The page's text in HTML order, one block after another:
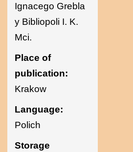
Ignacego Grebla
y Bibliopoli I. K.
Mci.
Place of
publication:
Krakow
Language:
Polich
Storage